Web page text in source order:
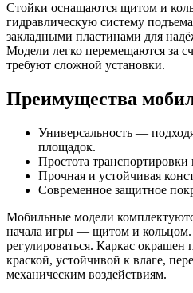
Стойки оснащаются щитом и
гидравлическую систему
закладными пластинами для
Модели легко перемещаются за
требуют сложной установки.
Преимущества
Универсальность —
площадок.
Простота
Прочная и устойчивая
Современное защитное
Мобильные модели
начала игры — щитом и
регулироваться. Каркас
краской, устойчивой к влаге,
механическим воздействиям.